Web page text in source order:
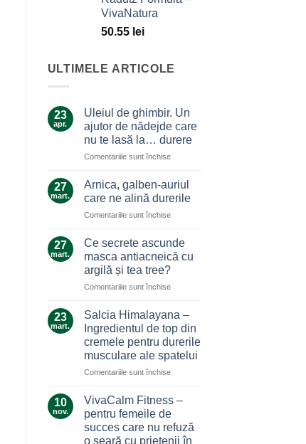
VivaNatura
50.55 lei
ULTIMELE ARTICOLE
23
apr.
Uleiul de ghimbir. Un
ajutor de nădejde care
nu te lasă la… durere
Comentariile sunt închisepentru
de
ghimbir.
Un
ajutor
nădejde
care
nu
lasă
durere
27
mart.
Arnica, galben-auriul
care ne alină durerile
Comentariile sunt închisepentru
galben-
auriul
care
alină
27
mart.
Ce secrete ascunde
masca antiacneică cu
argilă și tea tree?
Comentariile sunt închisepentru
ascunde
masca
antiacneică
cu
argilă
tree?
23
mart.
Salcia Himalayana –
Ingredientul de top din
cremele pentru durerile
musculare ale spatelui
Comentariile sunt închisepentru
Ingredientul
de
10
nov.
VivaCalm Fitness –
pentru femeile de
succes care nu refuză
o seară cu prietenii în